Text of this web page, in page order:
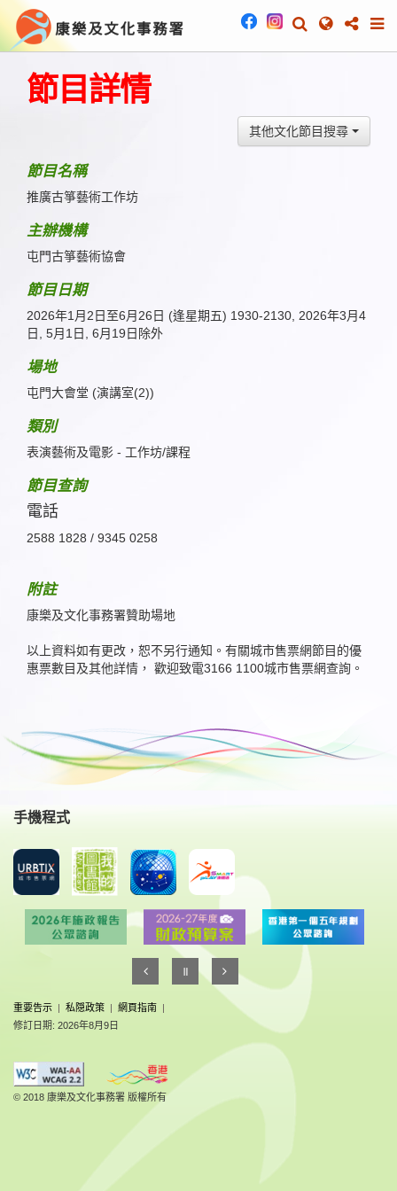
節目詳情
其他文化節目搜尋
節目名稱
推廣古箏藝術工作坊
主辦機構
屯門古箏藝術協會
節目日期
2026年1月2日至6月26日 (逢星期五) 1930-2130, 2026年3月4
日, 5月1日, 6月19日除外
場地
屯門大會堂 (演講室(2))
類別
表演藝術及電影 - 工作坊/課程
節目查詢
電話
2588 1828 / 9345 0258
附註
康樂及文化事務署贊助場地
以上資料如有更改，恕不另行通知。有關城市售票網節目的優
惠票數目及其他詳情， 歡迎致電3166 1100城市售票網查詢。
手機程式
重要告示 | 私隠政策 | 網頁指南 |
修訂日期: 2026年8月9日
© 2018 康樂及文化事務署 版權所有